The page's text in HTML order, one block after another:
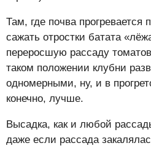
Там, где почва
сажать отростки батата
переросшую рассаду
таком положении клубни
одномерными, ну, и в
конечно, лучше.
Высадка, как и любой
даже если рассада